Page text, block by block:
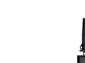
hvězdiček.